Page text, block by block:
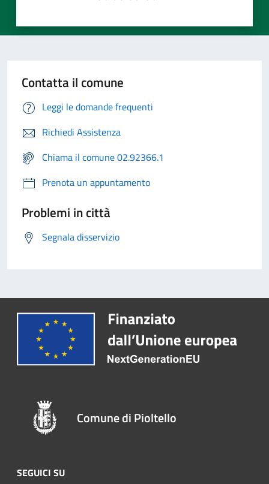
Contatta il comune
Leggi le domande frequenti
Richiedi Assistenza
Chiama il comune 02.92366.1
Prenota un appuntamento
Problemi in città
Segnala disservizio
Comune di Pioltello
SEGUICI SU